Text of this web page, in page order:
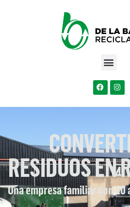
RESIDUOS EN
Una empresa familiar con 20